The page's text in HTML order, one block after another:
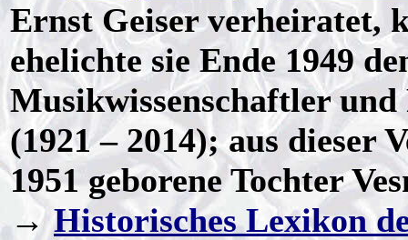
Ernst Geiser verheiratet,
ehelichte sie Ende 1949
Musikwissenschaftler
(1921 – 2014); aus dieser
1951 geborene Tochter
→Historisches Lexikon